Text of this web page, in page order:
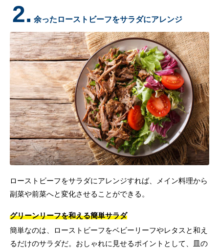
2. 余ったローストビーフをサラダにアレンジ
ローストビーフをサラダにアレンジすれば、メイン料理から
副菜や前菜へと変化させることができる。
グリーンリーフを和える簡単サラダ
簡単なのは、ローストビーフをベビーリーフやレタスと和え
るだけのサラダだ。おしゃれに見せるポイントとして、皿の